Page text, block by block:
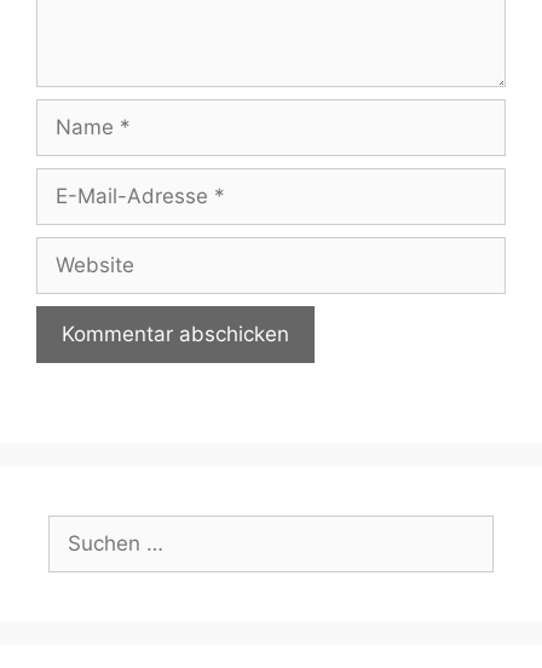
Name
Adresse
Website
nach: